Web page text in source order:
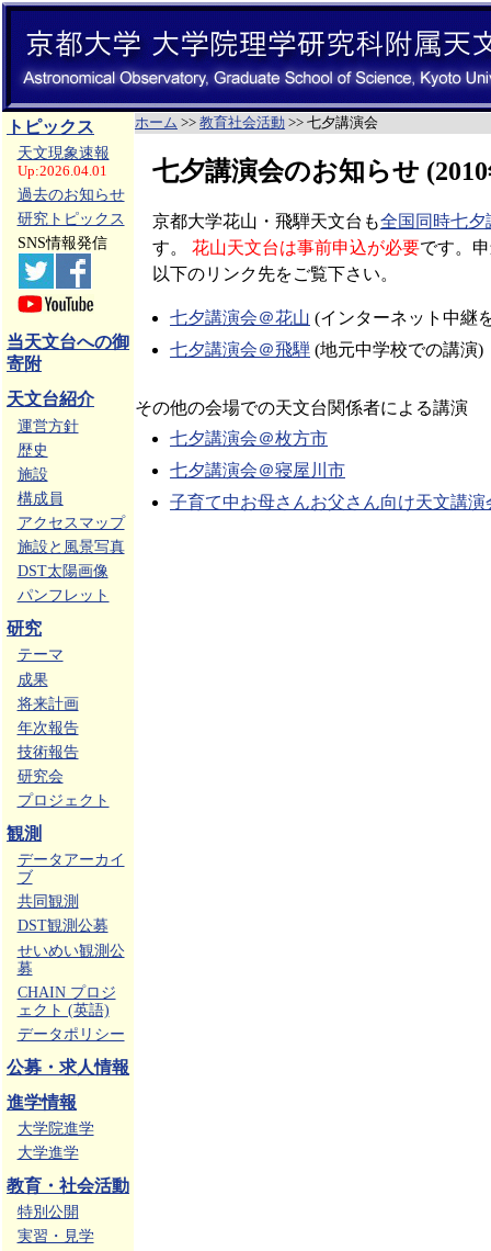
トピックス
天文現象速報
Up:2026.04.01
過去のお知らせ
研究トピックス
SNS情報発信
当天文台への御
寄附
天文台紹介
運営方針
歴史
施設
構成員
アクセスマップ
施設と風景写真
DST太陽画像
パンフレット
研究
テーマ
成果
将来計画
年次報告
技術報告
研究会
プロジェクト
観測
データアーカイ
ブ
共同観測
DST観測公募
せいめい観測公
募
CHAIN プロジ
ェクト (英語)
データポリシー
公募・求人情報
進学情報
大学院進学
大学進学
教育・社会活動
特別公開
実習・見学
ホーム >> 教育社会活動 >> 七夕講演会
七夕講演会のお知らせ
京都大学花山・飛騨天文台も全国同時七夕
す。 花山天文台は事前申込が必要です。
以下のリンク先をご覧下さい。
七夕講演会＠花山 (インターネット中継
七夕講演会＠飛騨 (地元中学校での講演)
その他の会場での天文台関係者による講演
七夕講演会＠枚方市
七夕講演会＠寝屋川市
子育て中お母さんお父さん向け天文講演